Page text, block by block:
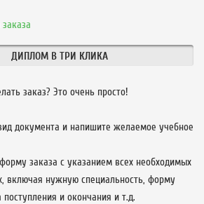
ДИПЛОМ В ТРИ КЛИКА
заказ? Это очень просто!
документа и напишите желаемое учебное
заказа с указанием всех необходимых
включая нужную специальность, форму
поступления и окончания и т.д.